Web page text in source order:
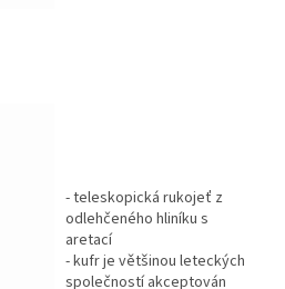
- teleskopická rukojeť z
odlehčeného hliníku s
aretací
- kufr je většinou leteckých
společností akceptován